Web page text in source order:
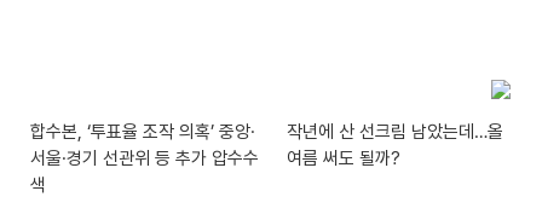
합수본, ‘투표율 조작 의혹’ 중앙·
서울·경기 선관위 등 추가 압수수
색
작년에 산 선크림 남았는데…올
여름 써도 될까?